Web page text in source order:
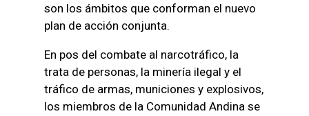
son los ámbitos que conforman el nuevo
plan de acción conjunta.
En pos del combate al narcotráfico, la
trata de personas, la minería ilegal y el
tráfico de armas, municiones y explosivos,
los miembros de la Comunidad Andina se